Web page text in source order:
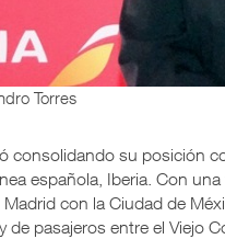
Torres
consolidando su posición
española, Iberia. Con
con la Ciudad de
de pasajeros entre el Viejo